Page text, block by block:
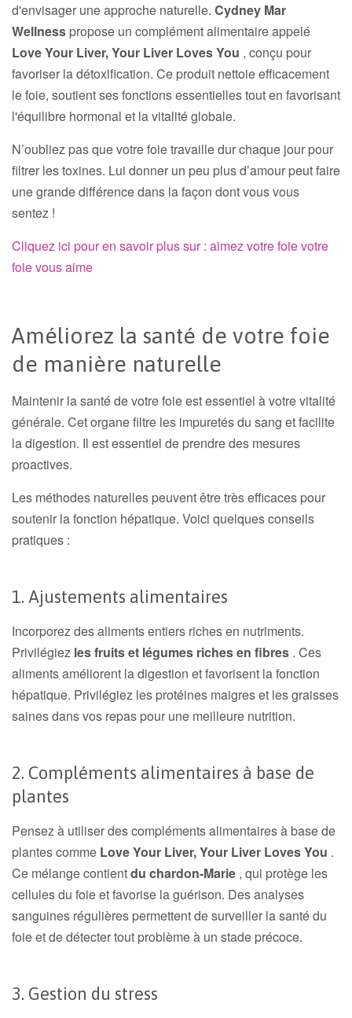
d'envisager une approche naturelle. Cydney Mar
Wellness propose un complément alimentaire appelé
Love Your Liver, Your Liver Loves You , conçu pour
favoriser la détoxification. Ce produit nettoie efficacement
le foie, soutient ses fonctions essentielles tout en favorisant
l'équilibre hormonal et la vitalité globale.
N’oubliez pas que votre foie travaille dur chaque jour pour
filtrer les toxines. Lui donner un peu plus d’amour peut faire
une grande différence dans la façon dont vous vous
sentez !
Cliquez ici pour en savoir plus sur : aimez votre foie votre
foie vous aime
Améliorez la santé de votre foie
de manière naturelle
Maintenir la santé de votre foie est essentiel à votre vitalité
générale. Cet organe filtre les impuretés du sang et facilite
la digestion. Il est essentiel de prendre des mesures
proactives.
Les méthodes naturelles peuvent être très efficaces pour
soutenir la fonction hépatique. Voici quelques conseils
pratiques :
1. Ajustements alimentaires
Incorporez des aliments entiers riches en nutriments.
Privilégiez les fruits et légumes riches en fibres . Ces
aliments améliorent la digestion et favorisent la fonction
hépatique. Privilégiez les protéines maigres et les graisses
saines dans vos repas pour une meilleure nutrition.
2. Compléments alimentaires à base de
plantes
Pensez à utiliser des compléments alimentaires à base de
plantes comme Love Your Liver, Your Liver Loves You .
Ce mélange contientdu chardon-Marie , qui protège les
cellules du foie et favorise la guérison. Des analyses
sanguines régulières permettent de surveiller la santé du
foie et de détecter tout problème à un stade précoce.
3. Gestion du stress